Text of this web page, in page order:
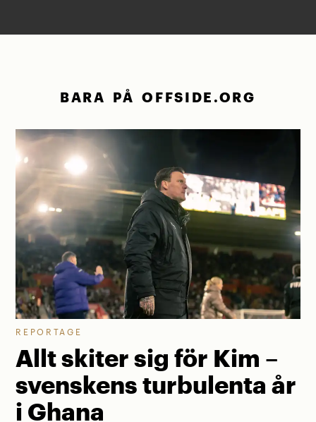
BARA PÅ OFFSIDE.ORG
REPORTAGE
Allt skiter sig för Kim –
svenskens turbulenta år
i Ghana